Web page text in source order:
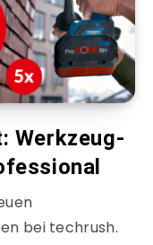
Werkzeug-
bei techrush.